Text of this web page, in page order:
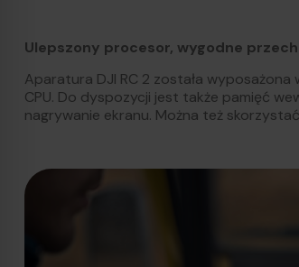
Ulepszony procesor, wygodne
Aparatura DJI RC 2 została
CPU. Do dyspozycji jest także pamięć
nagrywanie ekranu. Można też